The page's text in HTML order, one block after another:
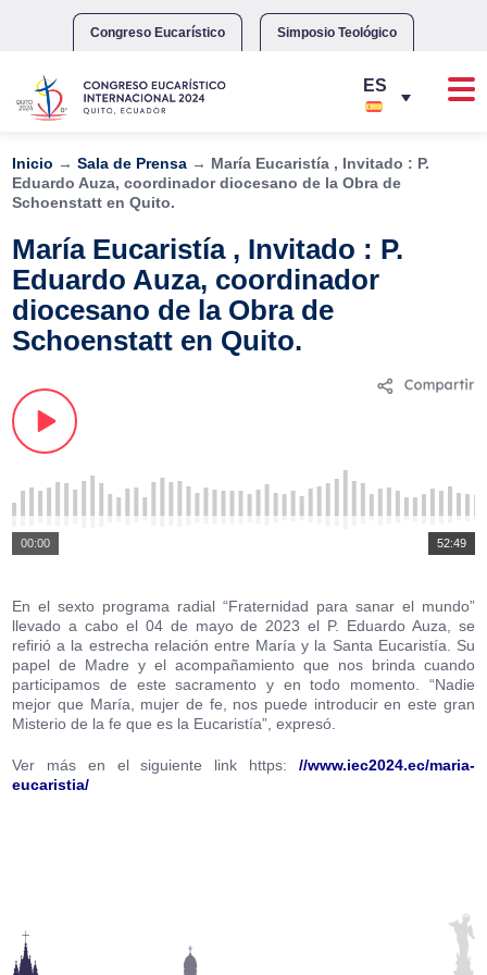
Congreso Eucarístico Simposio Teológico
Inicio →Sala de Prensa → María Eucaristía , Invitado : P.
Eduardo Auza, coordinador diocesano de la Obra de
Schoenstatt en Quito.
María Eucaristía , Invitado : P.
Eduardo Auza, coordinador
diocesano de la Obra de
Schoenstatt en Quito.
52:49
00:00
En el sexto programa radial “Fraternidad para sanar el mundo”
llevado a cabo el 04 de mayo de 2023 el P. Eduardo Auza, se
refirió a la estrecha relación entre María y la Santa Eucaristía. Su
papel de Madre y el acompañamiento que nos brinda cuando
participamos de este sacramento y en todo momento. “Nadie
mejor que María, mujer de fe, nos puede introducir en este gran
Misterio de la fe que es la Eucaristía”, expresó.
Ver más en el siguiente link https: //www.iec2024.ec/maria-
eucaristia/